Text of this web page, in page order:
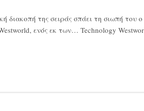
διακοπή της σειράς σπάει τη σιωπή
ενός εκ των… Technology